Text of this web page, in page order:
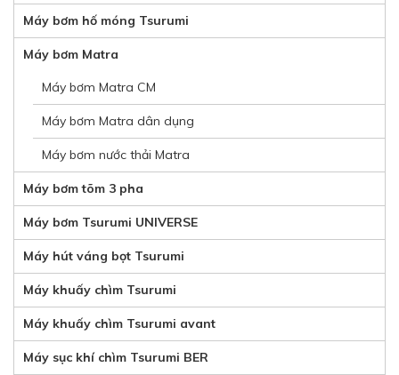
Máy bơm hố móng Tsurumi
Máy bơm Matra
Máy bơm Matra CM
Máy bơm Matra dân dụng
Máy bơm nước thải Matra
Máy bơm tõm 3 pha
Máy bơm Tsurumi UNIVERSE
Máy hút váng bọt Tsurumi
Máy khuấy chìm Tsurumi
Máy khuấy chìm Tsurumi avant
Máy sục khí chìm Tsurumi BER